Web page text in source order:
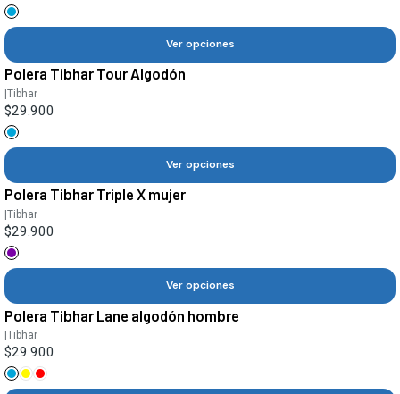
Ver opciones
Polera Tibhar Tour Algodón
|Tibhar
$29.900
Ver opciones
Polera Tibhar Triple X mujer
|Tibhar
$29.900
Ver opciones
Polera Tibhar Lane algodón hombre
|Tibhar
$29.900